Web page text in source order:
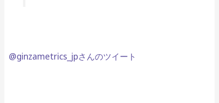
@ginzametrics_jpさんのツイート